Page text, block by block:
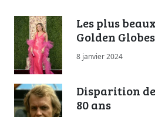
Les plus
Golden Globes
8 janvier 2024
Disparition
80 ans